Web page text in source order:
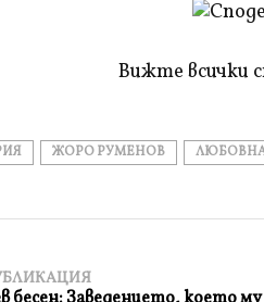
Вижте всички
ЖОРО РУМЕНОВ